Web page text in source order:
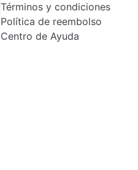
Términos y condiciones
Política de reembolso
Centro de Ayuda